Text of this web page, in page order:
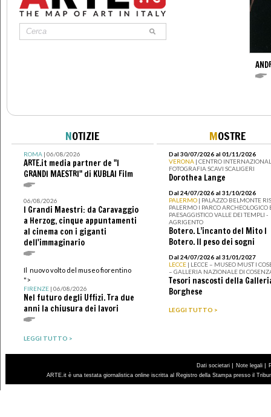
NOTIZIE
ROMA| 06/08/2026
ARTE.it media partner de "I
GRANDI MAESTRI" di KUBLAI Film
06/08/2026
I Grandi Maestri: da Caravaggio
a Herzog, cinque appuntamenti
al cinema con i giganti
dell'immaginario
Il nuovo volto del museo fiorentino
">
FIRENZE| 06/08/2026
Nel futuro degli Uffizi. Tra due
anni la chiusura dei lavori
LEGGI TUTTO >
MOSTRE
Dal 30/07/2026 al 01/11/2026
VERONA | CENTRO
FOTOGRAFIA SCAVI SCALIGERI
Dorothea Lange
Dal 24/07/2026 al 31/10/2026
PALERMO | PALAZZO BELMONTE
PALERMO I PARCO ARCHEOLOGICO
PAESAGGISTICO VALLE DEI TEMPLI -
AGRIGENTO
Botero. L’incanto del Mito I
Botero. Il peso dei sogni
Dal 24/07/2026 al 31/01/2027
LECCE | LECCE – MUSEO MUST I
– GALLERIA NAZIONALE DI
Tesori nascosti della
Borghese
LEGGI TUTTO >
Dati societari | Note legali |
ARTE.it è una testata giornalistica online iscritta al Registro della Stampa presso il